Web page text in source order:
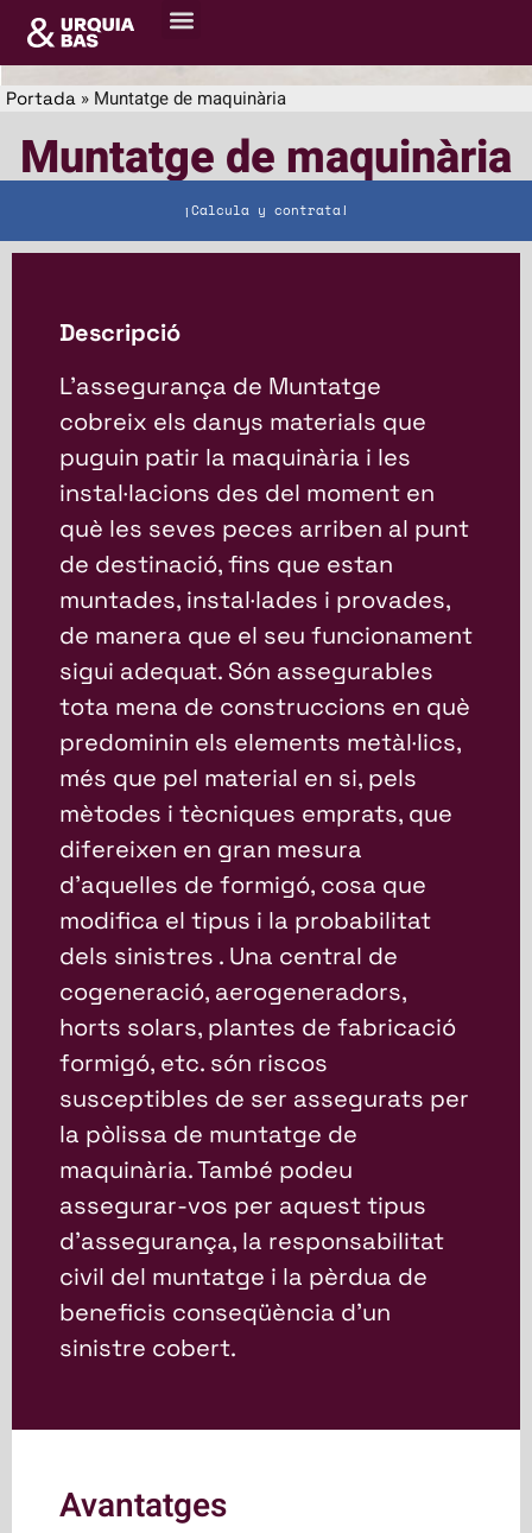
Portada » Muntatge de maquinària
Muntatge de maquinària
¡Calcula y contrata!
Descripció
L’assegurança de Muntatge
cobreix els danys materials que
puguin patir la maquinària i les
instal·lacions des del moment en
què les seves peces arriben al punt
de destinació, fins que estan
muntades, instal·lades i provades,
de manera que el seu funcionament
sigui adequat. Són assegurables
tota mena de construccions en què
predominin els elements metàl·lics,
més que pel material en si, pels
mètodes i tècniques emprats, que
difereixen en gran mesura
d’aquelles de formigó, cosa que
modifica el tipus i la probabilitat
dels sinistres . Una central de
cogeneració, aerogeneradors,
horts solars, plantes de fabricació
formigó, etc. són riscos
susceptibles de ser assegurats per
la pòlissa de muntatge de
maquinària. També podeu
assegurar-vos per aquest tipus
d’assegurança, la responsabilitat
civil del muntatge i la pèrdua de
beneficis conseqüència d’un
sinistre cobert.
Avantatges